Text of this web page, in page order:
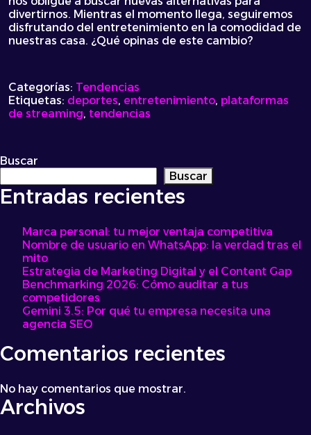
divertirnos. Mientras el momento llega, seguiremos
disfrutando del entretenimiento en la comodidad de
nuestras casa. ¿Qué opinas de este cambio?
Categorías: Tendencias
Etiquetas: deportes, entretenimiento, plataformas
de streaming, tendencias
Buscar
Buscar
Entradas recientes
Marca personal: tu mejor ventaja competitiva
Nombre de usuario en WhatsApp: la verdad tras el
mito
Estrategia de Marketing Digital y el Content Gap
Benchmarking 2026: Cómo auditar a tus
competidores
Gemini 3.5: Por qué tu empresa necesita una
agencia SEO
Comentarios recientes
No hay comentarios que mostrar.
Archivos